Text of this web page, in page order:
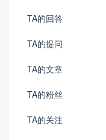
TA的回答
TA的提问
TA的文章
TA的粉丝
TA的关注